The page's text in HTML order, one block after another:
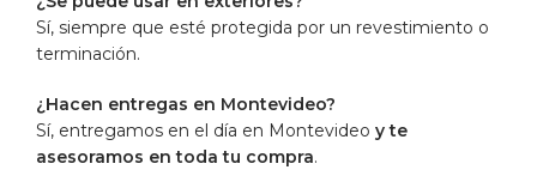
Sí, siempre que esté protegida por un revestimiento o
terminación.
¿Hacen entregas en Montevideo?
Sí, entregamos en el día en Montevideo y te
asesoramos en toda tu compra.